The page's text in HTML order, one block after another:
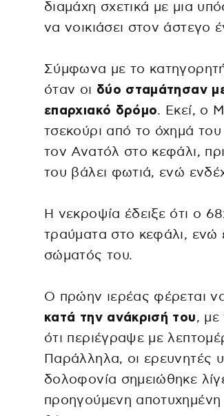
διαμάχη σχετικά με μια
να νοικιάσει στον άστεγο
Σύμφωνα με το
όταν οι δύο σταμάτησαν
επαρχιακό δρόμο. Εκεί, ο
τσεκούρι από το όχημά
τον Ανατόλ στο κεφάλι,
του βάλει φωτιά, ενώ
Η νεκροψία έδειξε ότι ο
τραύματα στο κεφάλι, ενώ
σώματός του.
Ο πρώην ιερέας φέρεται
κατά την ανάκρισή του, με
ότι περιέγραψε με
Παράλληλα, οι ερευνητές
δολοφονία σημειώθηκε
προηγούμενη αποτυχημένη